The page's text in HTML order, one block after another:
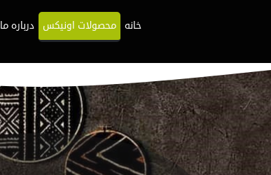
خانه محصولات اونیکس درباره ما